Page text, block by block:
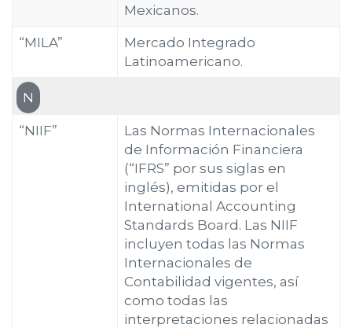
Mexicanos.
“MILA”
Mercado Integrado
Latinoamericano.
N
“NIIF”
Las Normas Internacionales
de Información Financiera
(“IFRS” por sus siglas en
inglés), emitidas por el
International Accounting
Standards Board. Las NIIF
incluyen todas las Normas
Internacionales de
Contabilidad vigentes, así
como todas las
interpretaciones relacionadas